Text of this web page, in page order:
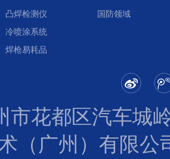
凸焊检测仪
冷喷涂系统
焊枪易耗品
国防领域
市花都区汽车城
（广州）有限公